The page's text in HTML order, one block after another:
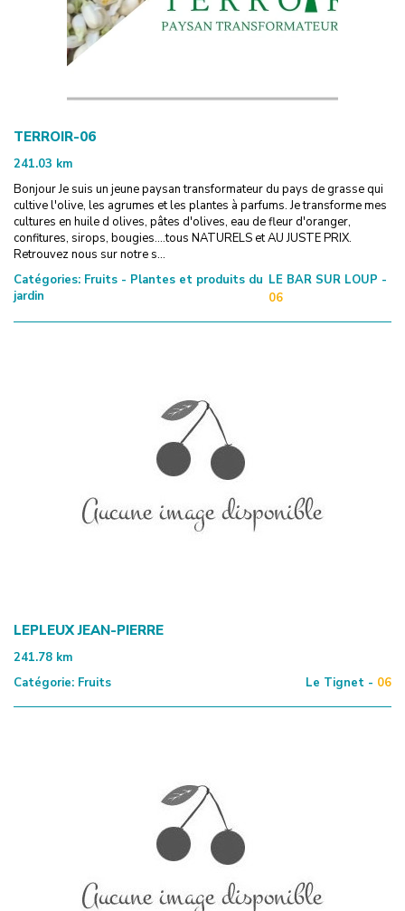
TERROIR-06
241.03 km
Bonjour Je suis un jeune paysan transformateur du pays de grasse qui
cultive l'olive, les agrumes et les plantes à parfums. Je transforme mes
cultures en huile d olives, pâtes d'olives, eau de fleur d'oranger,
confitures, sirops, bougies....tous NATURELS et AU JUSTE PRIX.
Retrouvez nous sur notre s...
Catégories: Fruits - Plantes et produits du
jardin
LE BAR SUR LOUP -
06
LEPLEUX JEAN-PIERRE
241.78 km
Catégorie: Fruits Le Tignet - 06